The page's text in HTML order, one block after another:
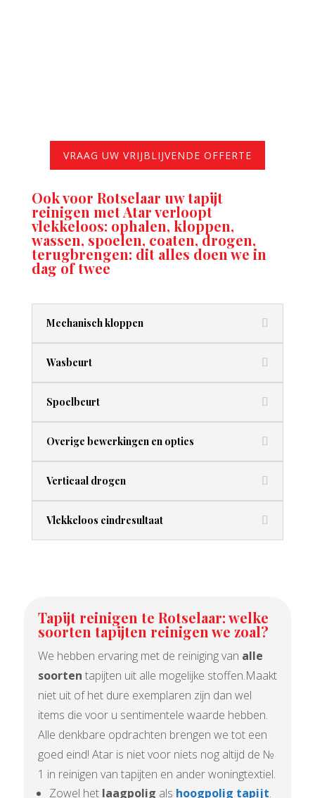
VRAAG UW VRIJBLIJVENDE OFFERTE
Ook voor Rotselaar uw tapijt
reinigen met Atar verloopt
vlekkeloos: ophalen, kloppen,
wassen, spoelen, coaten, drogen,
terugbrengen: dit alles doen we in
dag of twee
Mechanisch kloppen
Wasbeurt
Spoelbeurt
Overige bewerkingen en opties
Verticaal drogen
Vlekkeloos eindresultaat
Tapijt reinigen te Rotselaar: welke
soorten tapijten reinigen we zoal?
We hebben ervaring met de reiniging van alle
soorten tapijten uit alle mogelijke stoffen.Maakt
niet uit of het dure exemplaren zijn dan wel
items die voor u sentimentele waarde hebben.
Alle denkbare opdrachten brengen we tot een
goed eind! Atar is niet voor niets nog altijd de №
1 in reinigen van tapijten en ander woningtextiel.
Zowel het laagpolig als hoogpolig tapijt.